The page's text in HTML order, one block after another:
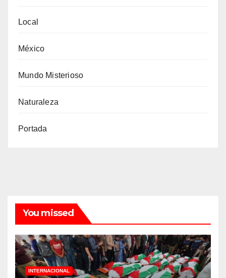
Local
México
Mundo Misterioso
Naturaleza
Portada
You missed
INTERNACIONAL